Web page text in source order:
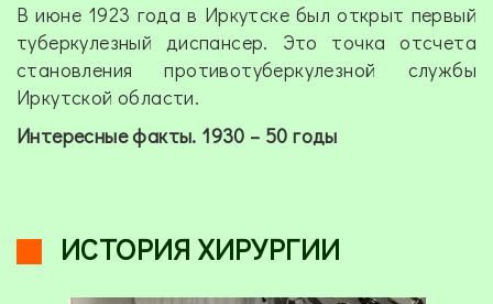
В июне 1923 года в Иркутске был открыт первый
туберкулезный диспансер. Это точка отсчета
становления противотуберкулезной службы
Иркутской области.
Интересные факты. 1930 – 50 годы
ИСТОРИЯ ХИРУРГИИ